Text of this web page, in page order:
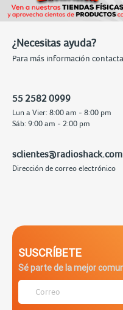
¿Necesitas ayuda?
Para más información
55 2582 0999
Lun a Vier: 8:00 am - 8:00 pm
Sáb: 9:00 am - 2:00 pm
Dirección de correo electrónico
SUSCRÍBETE
Sé parte de la mejor